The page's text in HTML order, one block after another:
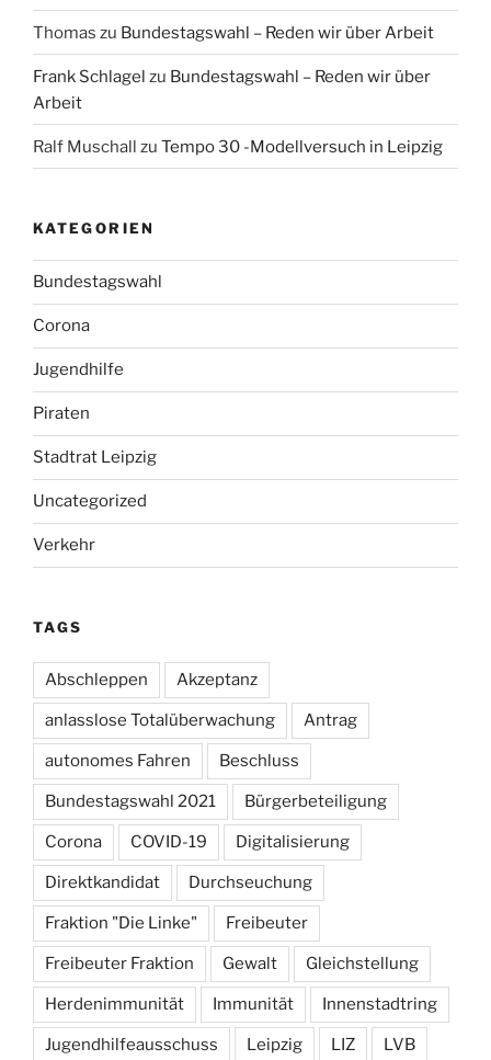
Thomas zu Bundestagswahl – Reden wir über Arbeit
Frank Schlagel zu Bundestagswahl – Reden wir über
Arbeit
Ralf Muschall zu Tempo 30 -Modellversuch in Leipzig
KATEGORIEN
Bundestagswahl
Corona
Jugendhilfe
Piraten
Stadtrat Leipzig
Uncategorized
Verkehr
TAGS
Abschleppen Akzeptanz
anlasslose Totalüberwachung Antrag
autonomes Fahren Beschluss
Bundestagswahl 2021 Bürgerbeteiligung
Corona COVID-19 Digitalisierung
Direktkandidat Durchseuchung
Fraktion "Die Linke" Freibeuter
Freibeuter Fraktion Gewalt Gleichstellung
Herdenimmunität Immunität Innenstadtring
Jugendhilfeausschuss Leipzig LIZ LVB